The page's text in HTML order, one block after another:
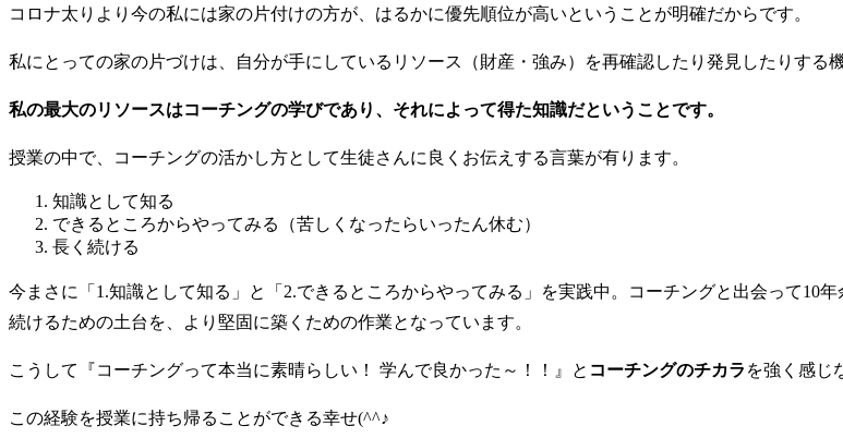
コロナ太りより今の私には家の片付けの方が、はるかに優先順位が高いということが明確だからです。
私にとっての家の片づけは、自分が手にしているリソース（財産・強み）を再確認したり発見したりする
私の最大のリソースはコーチングの学びであり、それによって得た知識だということです。
授業の中で、コーチングの活かし方として生徒さんに良くお伝えする言葉が有ります。
知識として知る
できるところからやってみる（苦しくなったらいったん休む）
長く続ける
今まさに「1.知識として知る」と「2.できるところからやってみる」を実践中。コーチングと出会って10
続けるための土台を、より堅固に築くための作業となっています。
こうして『コーチングって本当に素晴らしい！ 学んで良かった～！！』と コーチングのチカラ を強く感じ
この経験を授業に持ち帰ることができる幸せ(^^♪